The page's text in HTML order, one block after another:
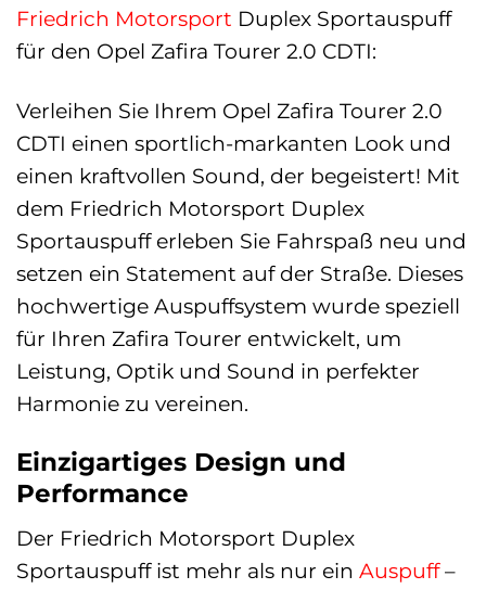
Friedrich Motorsport Duplex Sportauspuff
für den Opel Zafira Tourer 2.0 CDTI:
Verleihen Sie Ihrem Opel Zafira Tourer 2.0
CDTI einen sportlich-markanten Look und
einen kraftvollen Sound, der begeistert! Mit
dem Friedrich Motorsport Duplex
Sportauspuff erleben Sie Fahrspaß neu und
setzen ein Statement auf der Straße. Dieses
hochwertige Auspuffsystem wurde speziell
für Ihren Zafira Tourer entwickelt, um
Leistung, Optik und Sound in perfekter
Harmonie zu vereinen.
Einzigartiges Design und
Performance
Der Friedrich Motorsport Duplex
Sportauspuff ist mehr als nur ein Auspuff–